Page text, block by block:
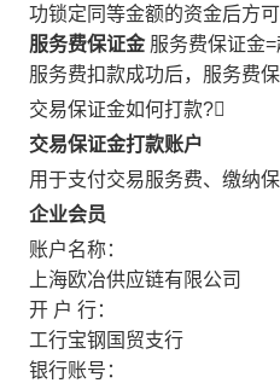
功锁定同等金额的资金后方
服务费保证金 服务费保证金
服务费扣款成功后，服务费保
交易保证金如何打款?
交易保证金打款账户
用于支付交易服务费、缴纳
企业会员
账户名称：
上海欧冶供应链有限公司
开 户 行：
工行宝钢国贸支行
银行账号：